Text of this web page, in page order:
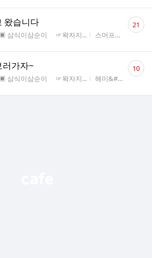
왔습니다
식이삼순이 ☞왁자지... 작성자
스머프 작성시간
26.07.27
댓
글21
러가자~
식이삼순이 ☞왁자지... 작성자
해미&#x2F... 작
댓
글10